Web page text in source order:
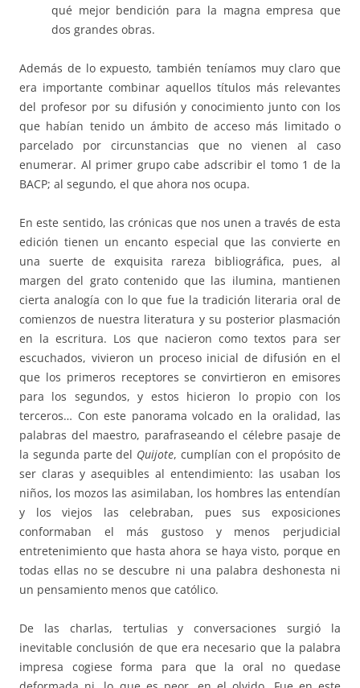
qué mejor bendición para la magna empresa que
dos grandes obras.
Además de lo expuesto, también teníamos muy claro que
era importante combinar aquellos títulos más relevantes
del profesor por su difusión y conocimiento junto con los
que habían tenido un ámbito de acceso más limitado o
parcelado por circunstancias que no vienen al caso
enumerar. Al primer grupo cabe adscribir el tomo 1 de la
BACP; al segundo, el que ahora nos ocupa.
En este sentido, las crónicas que nos unen a través de esta
edición tienen un encanto especial que las convierte en
una suerte de exquisita rareza bibliográfica, pues, al
margen del grato contenido que las ilumina, mantienen
cierta analogía con lo que fue la tradición literaria oral de
comienzos de nuestra literatura y su posterior plasmación
en la escritura. Los que nacieron como textos para ser
escuchados, vivieron un proceso inicial de difusión en el
que los primeros receptores se convirtieron en emisores
para los segundos, y estos hicieron lo propio con los
terceros… Con este panorama volcado en la oralidad, las
palabras del maestro, parafraseando el célebre pasaje de
la segunda parte del Quijote, cumplían con el propósito de
ser claras y asequibles al entendimiento: las usaban los
niños, los mozos las asimilaban, los hombres las entendían
y los viejos las celebraban, pues sus exposiciones
conformaban el más gustoso y menos perjudicial
entretenimiento que hasta ahora se haya visto, porque en
todas ellas no se descubre ni una palabra deshonesta ni
un pensamiento menos que católico.
De las charlas, tertulias y conversaciones surgió la
inevitable conclusión de que era necesario que la palabra
impresa cogiese forma para que la oral no quedase